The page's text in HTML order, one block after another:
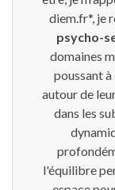
diem.fr*, je
psycho-
domaines
poussant
autour de
dans les
l'équilibre